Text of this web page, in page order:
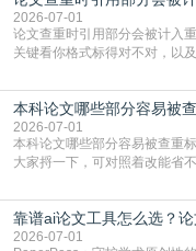
框架，内容都是自己写的，至于
2026-07-01
论文查重时引用部分会被计入重复率？ 学术论文引用部分会不会
关键看你格式标得对不对，以
独占一行，每条文献用[1][2]方
7714（作者、题名、刊名、年
成功后通常把这段标为引用，
本科论文哪些部分容易被
2026-07-01
本科论文哪些部分容易被查重标红？ 本科论文查重，最容易“中招“标
大家捋一下，可对照着改能省
乎一模一样的话，你要是直接
一抓一个准，整段飘红。研究
用问卷调查法““运用SPSS软件
靠谱ai论文工具怎么选？
2026-07-01